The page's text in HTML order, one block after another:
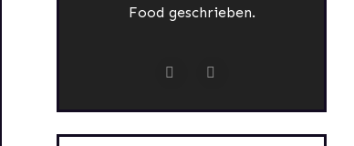
Food geschrieben.